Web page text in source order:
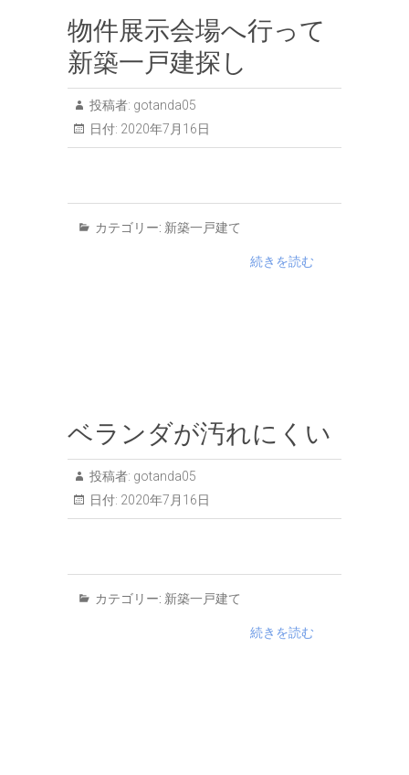
物件展示会場へ行って
新築一戸建探し
投稿者: gotanda05
日付: 2020年7月16日
カテゴリー: 新築一戸建て
続きを読む
ベランダが汚れにくい
投稿者: gotanda05
日付: 2020年7月16日
カテゴリー: 新築一戸建て
続きを読む